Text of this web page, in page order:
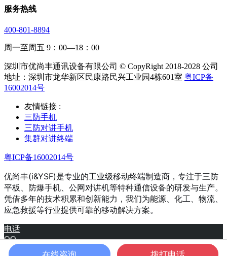
服务热线
400-801-8894
周一至周五 9：00—18：00
深圳市优尚丰通讯设备有限公司 © CopyRight 2018-2028 公司
地址：深圳市龙华新区民康路民兴工业园4栋601室 粤ICP备
16002014号
友情链接 :
三防手机
三防对讲手机
集群对讲终端
粤ICP备16002014号
优尚丰(i&YSF)是专业的工业级移动终端制造商，专注于三防
平板、防爆手机、公网对讲机等特种通信设备的研发与生产。
凭借多年的技术积累和创新能力，我们为能源、化工、物流、
应急救援等行业提供可靠的移动解决方案。
电话
QQ
产品